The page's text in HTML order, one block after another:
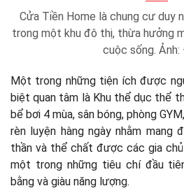
Cửa Tiền Home là chung cư duy
trong một khu đô thị, thừa hưởng
cuộc sống. Ảnh:
Một trong những tiện ích được
biệt quan tâm là Khu thể dục thể
bể bơi 4 mùa, sân bóng, phòng
rèn luyện hàng ngày nhằm mang
thần và thể chất được các gia
một trong những tiêu chí đầu
bằng và giàu năng lượng.